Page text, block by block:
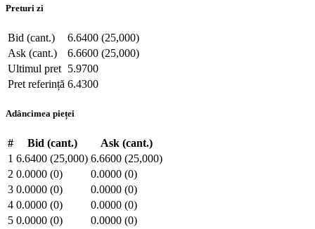
Preturi zi
Bid (cant.)
6.6400 (25,000)
Ask (cant.)
6.6600 (25,000)
Ultimul pret 5.9700
Pret referință 6.4300
Adâncimea pieței
# Bid (cant.)
Ask (cant.)
1 6.6400 (25,000) 6.6600 (25,000)
2 0.0000 (0)
0.0000 (0)
3 0.0000 (0)
0.0000 (0)
4 0.0000 (0)
0.0000 (0)
5 0.0000 (0) 0.0000 (0)